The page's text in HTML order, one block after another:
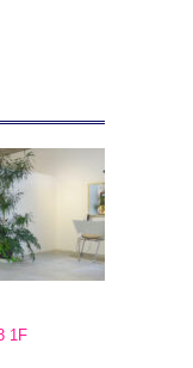
1F